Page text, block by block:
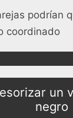
podrían
coordinado
un
negro